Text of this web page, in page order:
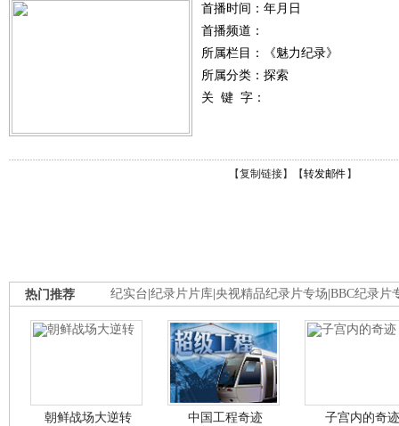
首播时间：年月日
首播频道：
所属栏目：
《魅力纪录》
所属分类：探索
关 键 字：
【复制链接】【转发邮件 】
纪实台 纪录片片库 央视精品纪录片专场 BBC纪录片
热门推荐
朝鲜战场大逆转 中国工程奇迹 子宫内的奇迹